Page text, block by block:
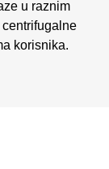
u raznim
korisnika.